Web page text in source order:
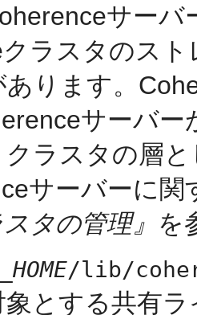
サー
ラスタのス
ります。
サーバ
ラスタの層
サーバーに関
タの管理』 を
/lib/
象とする共有